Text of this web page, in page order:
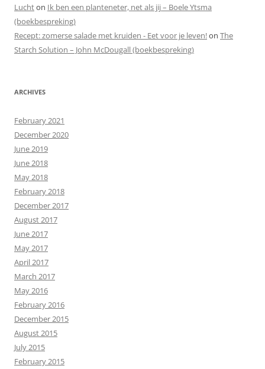
Luchton Ik ben een planteneter, net als jij – Boele Ytsma
(boekbespreking)
Recept: zomerse salade met kruiden - Eet voor je leven!on The
Starch Solution – John McDougall (boekbespreking)
ARCHIVES
February 2021
December 2020
June 2019
June 2018
May 2018
February 2018
December 2017
August 2017
June 2017
May 2017
April 2017
March 2017
May 2016
February 2016
December 2015
August 2015
July 2015
February 2015